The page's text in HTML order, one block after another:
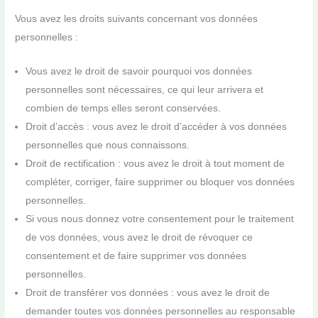
Vous avez les droits suivants concernant vos données
personnelles :
Vous avez le droit de savoir pourquoi vos données
personnelles sont nécessaires, ce qui leur arrivera et
combien de temps elles seront conservées.
Droit d’accès : vous avez le droit d’accéder à vos données
personnelles que nous connaissons.
Droit de rectification : vous avez le droit à tout moment de
compléter, corriger, faire supprimer ou bloquer vos données
personnelles.
Si vous nous donnez votre consentement pour le traitement
de vos données, vous avez le droit de révoquer ce
consentement et de faire supprimer vos données
personnelles.
Droit de transférer vos données : vous avez le droit de
demander toutes vos données personnelles au responsable